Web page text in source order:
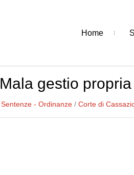
Home
Mala gestio
Sentenze - Ordinanze / Corte di